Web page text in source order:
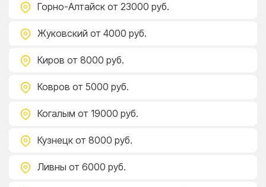
Горно-Алтайск от 23000 руб.
Жуковский от 4000 руб.
Киров от 8000 руб.
Ковров от 5000 руб.
Когалым от 19000 руб.
Кузнецк от 8000 руб.
Ливны от 6000 руб.